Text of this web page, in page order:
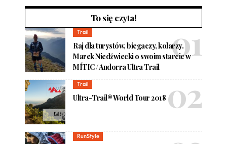
To się czyta!
Trail
Raj dla turystów, biegaczy, kolarzy.
Marek Niedźwiecki o swoim starcie w
MÍTIC / Andorra Ultra Trail
Trail
Ultra-Trail® World Tour 2018
RunStyle